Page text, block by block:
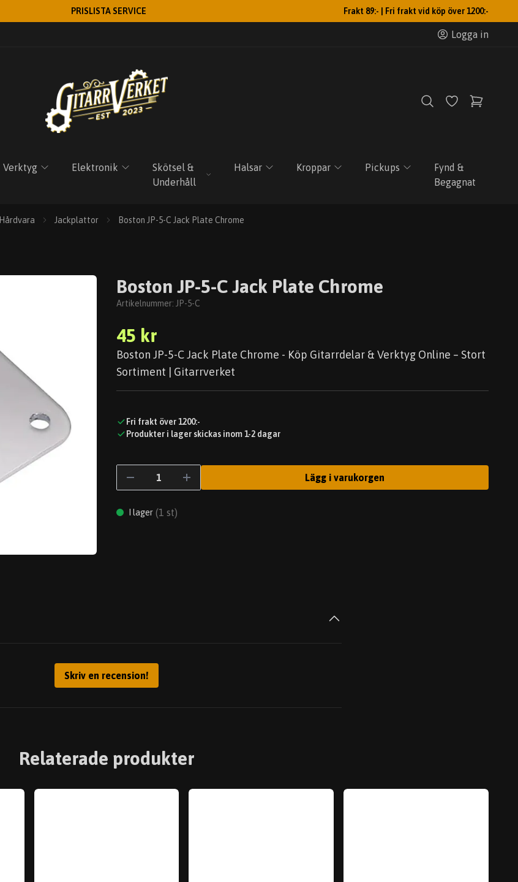
PRISLISTA SERVICE Frakt 89:- | Fri frakt vid köp över 1200:-
Logga in
Verktyg Elektronik
Skötsel &
Underhåll
Halsar Kroppar Pickups
Fynd &
Begagnat
Hårdvara Jackplattor Boston JP-5-C Jack Plate Chrome
Boston JP-5-C Jack Plate Chrome
Artikelnummer: JP-5-C
45 kr
Boston JP-5-C Jack Plate Chrome - Köp Gitarrdelar & Verktyg Online – Stort
Sortiment | Gitarrverket
Fri frakt över 1200:-
Produkter i lager skickas inom 1-2 dagar
Lägg i varukorgen
I lager (1 st)
Skriv en recension!
Relaterade produkter